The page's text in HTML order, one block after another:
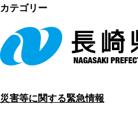
災害等に関する緊急情報
カテゴリー